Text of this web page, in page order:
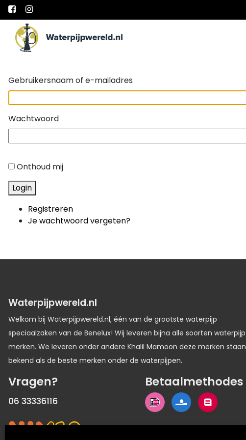
Main Navigation
Gebruikersnaam of e-mailadres
Wachtwoord
Onthoud mij
Login
Registreren
Je wachtwoord vergeten?
Waterpijpwereld.nl
Welkom bij Waterpijpwereld.nl, één van de grootste waterpijp
speciaalzaken van de Benelux! Wij leveren bijna alle soorten waterpijp
merken. We leveren onder andere Khalil Mamoon deze merken staan
bekend als de beste merken onder de waterpijpen.
Vragen?
06 33336116
Betaalmethodes